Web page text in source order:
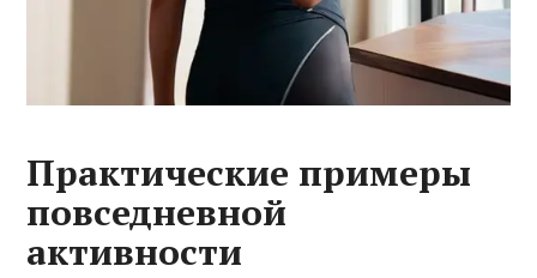
Практические примеры
повседневной
активности